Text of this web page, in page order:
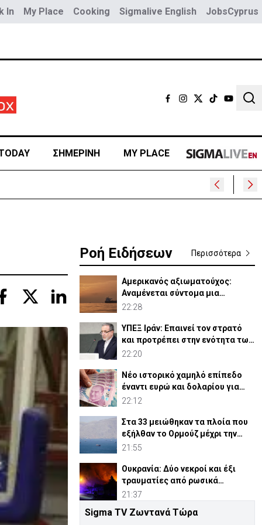
In My Place Cooking Sigmalive English JobsCyprus
ΣΗΜΕΡΙΝΗ MY PLACE
Ροή Ειδήσεων Περισσότερα
Αμερικανός αξιωματούχος:
Αναμένεται σύντομα μια
συμφωνία για Ορμούζ
22:28
ΥΠΕΞ Ιράν: Επαινεί τον στρατό
και προτρέπει στην ενότητα των
μουσουλμάνων
22:20
Νέο ιστορικό χαμηλό επίπεδο
έναντι ευρώ και δολαρίου για
τουρκική λίρα
22:12
Στα 33 μειώθηκαν τα πλοία που
εξήλθαν το Ορμούζ μέχρι την
Πέμπτη
21:55
Ουκρανία: Δύο νεκροί και έξι
τραυματίες από ρωσικά
πλήγματα
21:37
ΗΠΑ: Η Γερουσία ενέκρινε νέες
Sigma TV Ζωντανά Τώρα